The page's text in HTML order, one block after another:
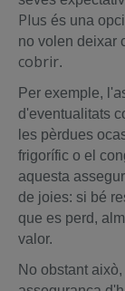
Plus és una
no volen deixar
cobrir.
Per exemple, l'
d'eventualitats
les pèrdues
frigorífic o el
aquesta
de joies: si bé
que es perd,
valor.
No obstant